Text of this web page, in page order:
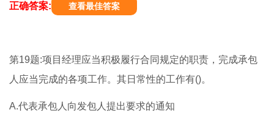
正确答案: 查看最佳答案
第19题:项目经理应当积极履行合同规定的职责，完成承包
人应当完成的各项工作。其日常性的工作有()。
A.代表承包人向发包人提出要求的通知